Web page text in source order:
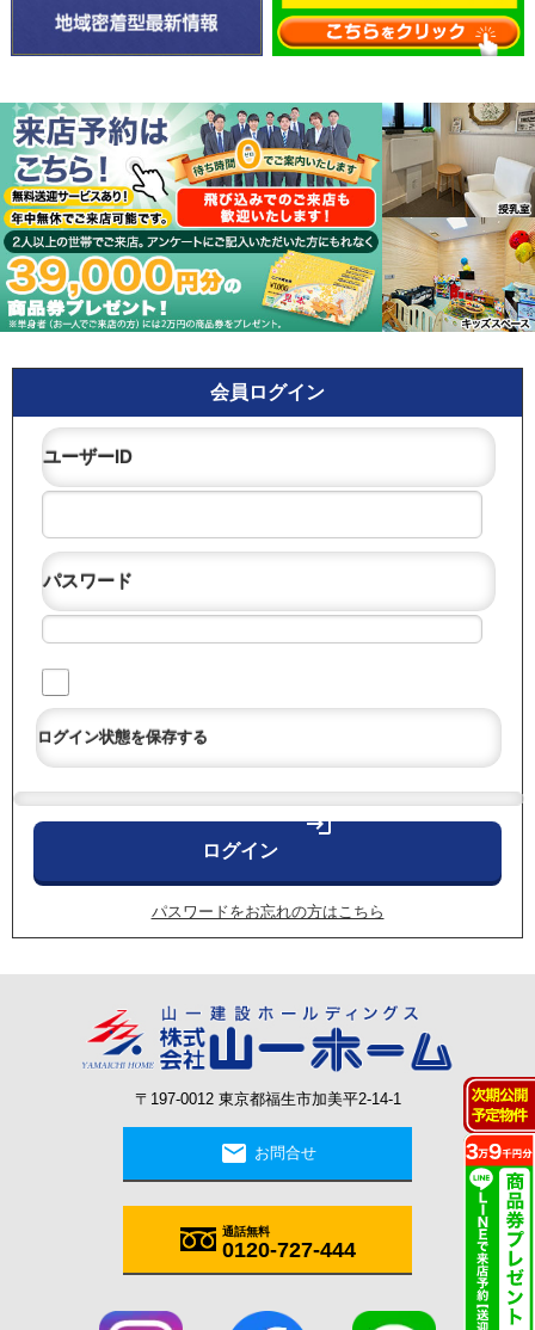
会員ログイン
ユーザーID
パスワード
ログイン状態を保存する
login
パスワードをお忘れの方はこちら
〒197-0012 東京都福生市加美平2-14-1
mail お問合せ
通話無料
0120-727-444